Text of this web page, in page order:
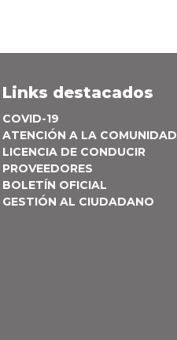
Links destacados
COVID-19
ATENCIÓN A LA COMUNIDAD
LICENCIA DE CONDUCIR
PROVEEDORES
BOLETÍN OFICIAL
GESTIÓN AL CIUDADANO